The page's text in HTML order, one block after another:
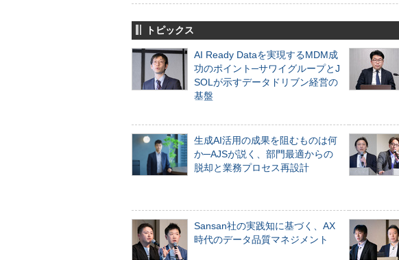
トピックス
AI Ready Dataを実現するMDM成
功のポイント─サワイグループとJ
SOLが示すデータドリブン経営の
基盤
生成AI活用の成果を阻むものは何
か─AJSが説く、部門最適からの
脱却と業務プロセス再設計
Sansan社の実践知に基づく、AX
時代のデータ品質マネジメント